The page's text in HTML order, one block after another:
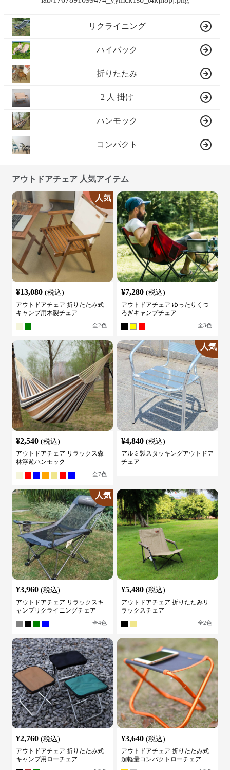
リクライニング
ハイバック
折りたたみ
2 人 掛け
ハンモック
コンパクト
アウトドアチェア 人気アイテム
人気
¥13,080 (税込)
アウトドアチェア 折りたたみ式
キャンプ用木製チェア
全2色
¥7,280 (税込)
アウトドアチェア ゆったりくつ
ろぎキャンプチェア
全3色
¥2,540 (税込)
アウトドアチェア リラックス森
林浮遊ハンモック
全7色
人気
¥4,840 (税込)
アルミ製スタッキングアウトドア
チェア
人気
¥3,960 (税込)
アウトドアチェア リラックスキ
ャンプリクライニングチェア
全4色
¥5,480 (税込)
アウトドアチェア 折りたたみリ
ラックスチェア
全2色
¥2,760 (税込)
アウトドアチェア 折りたたみ式
キャンプ用ローチェア
¥3,640 (税込)
アウトドアチェア 折りたたみ式
超軽量コンパクトローチェア